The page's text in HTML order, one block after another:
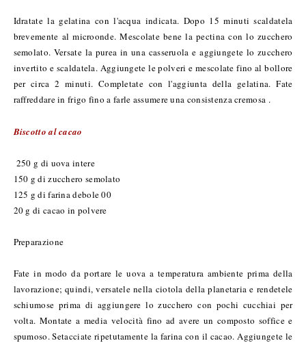
Idratate la gelatina con l'acqua indicata. Dopo 15 minuti scaldatela
brevemente al microonde. Mescolate bene la pectina con lo zucchero
semolato. Versate la purea in una casseruola e aggiungete lo zucchero
invertito e scaldatela. Aggiungete le polveri e mescolate fino al bollore
per circa 2 minuti. Completate con l'aggiunta della gelatina. Fate
raffreddare in frigo fino a farle assumere una consistenza cremosa .
Biscotto al cacao
250 g di uova intere
150 g di zucchero semolato
125 g di farina debole 00
20 g di cacao in polvere
Preparazione
Fate in modo da portare le uova a temperatura ambiente prima della
lavorazione; quindi, versatele nella ciotola della planetaria e rendetele
schiumose prima di aggiungere lo zucchero con pochi cucchiai per
volta. Montate a media velocità fino ad avere un composto soffice e
spumoso. Setacciate ripetutamente la farina con il cacao. Aggiungete le